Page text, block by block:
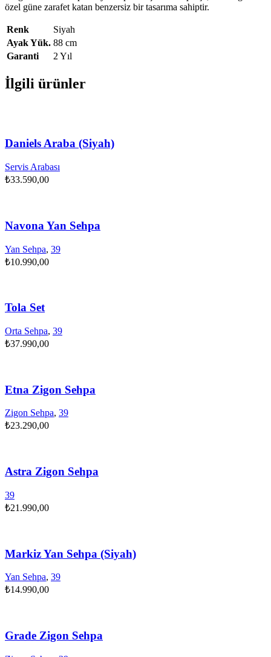
özel güne zarafet katan benzersiz bir tasarıma sahiptir.
Renk
Siyah
Ayak Yük. 88 cm
Garanti
2 Yıl
İlgili ürünler
Daniels Araba (Siyah)
Servis Arabası
₺33.590,00
Navona Yan Sehpa
Yan Sehpa, 39
₺10.990,00
Tola Set
Orta Sehpa, 39
₺37.990,00
Etna Zigon Sehpa
Zigon Sehpa, 39
₺23.290,00
Astra Zigon Sehpa
39
₺21.990,00
Markiz Yan Sehpa (Siyah)
Yan Sehpa, 39
₺14.990,00
Grade Zigon Sehpa